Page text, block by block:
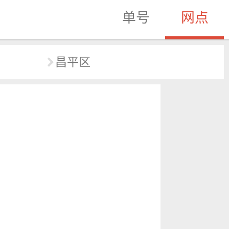
单号 网点
昌平区